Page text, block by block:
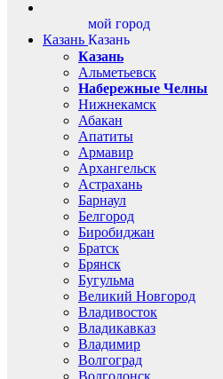
Казань
мой город
Казань
Казань
Альметьевск
Набережные Челны
Нижнекамск
Абакан
Апатиты
Армавир
Архангельск
Астрахань
Барнаул
Белгород
Биробиджан
Братск
Брянск
Бугульма
Великий Новгород
Владивосток
Владикавказ
Владимир
Волгоград